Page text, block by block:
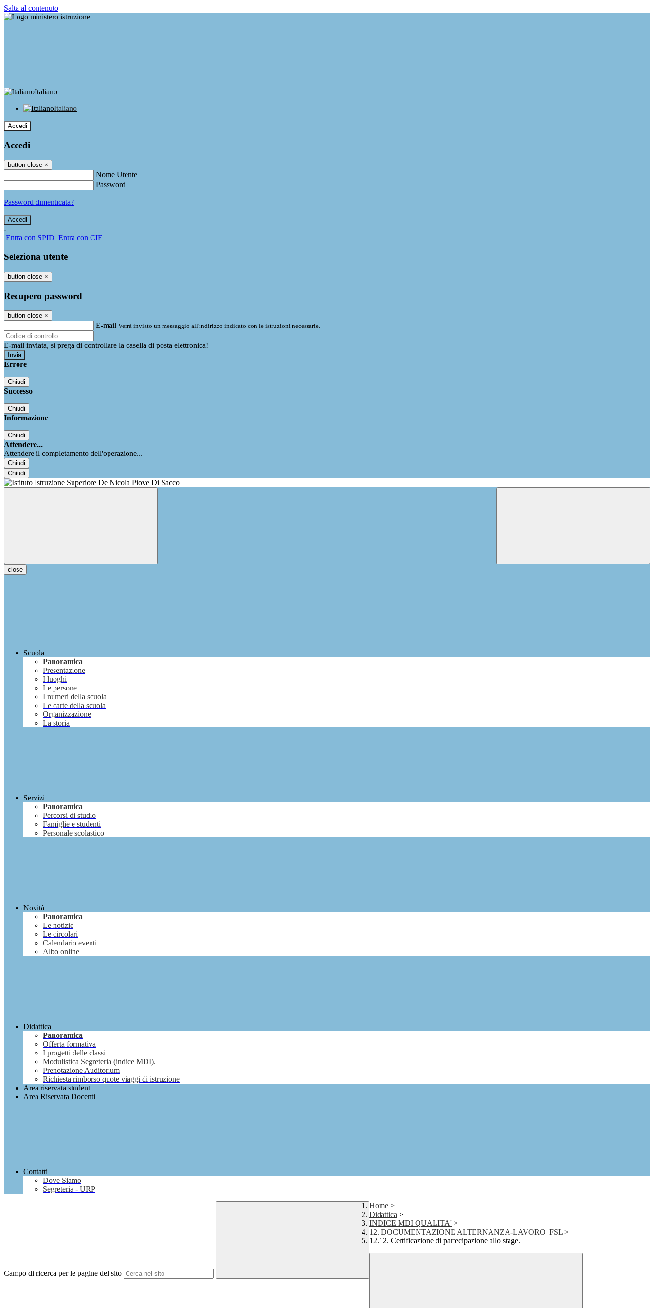
Salta al contenuto
Italiano
Italiano
Accedi
Accedi
button close ×
Nome Utente
Password
Password dimenticata?
-
Entra con SPID Entra con CIE
Seleziona utente
button close ×
Recupero password
button close ×
E-mail Verrà inviato un messaggio all'indirizzo indicato con le istruzioni necessarie.
E-mail inviata, si prega di controllare la casella di posta elettronica!
Errore
Chiudi
Successo
Chiudi
Informazione
Chiudi
Attendere...
Attendere il completamento dell'operazione...
Chiudi
Chiudi
close
Scuola
Panoramica
Presentazione
I luoghi
Le persone
I numeri della scuola
Le carte della scuola
Organizzazione
La storia
Servizi
Panoramica
Percorsi di studio
Famiglie e studenti
Personale scolastico
Novità
Panoramica
Le notizie
Le circolari
Calendario eventi
Albo online
Didattica
Panoramica
Offerta formativa
I progetti delle classi
Modulistica Segreteria (indice MDI).
Prenotazione Auditorium
Richiesta rimborso quote viaggi di istruzione
Area riservata studenti
Area Riservata Docenti
Contatti
Dove Siamo
Segreteria - URP
Campo di ricerca per le pagine del sito
Home >
Didattica >
INDICE MDI QUALITA' >
12. DOCUMENTAZIONE ALTERNANZA-LAVORO_FSL >
12.12. Certificazione di partecipazione allo stage.